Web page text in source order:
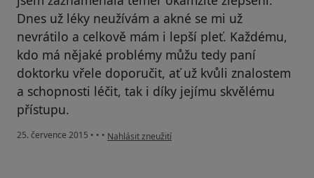
Dnes už léky neužívám a akné se mi už
nevrátilo a celkově mám i lepší pleť. Každému,
kdo má nějaké problémy můžu tedy paní
doktorku vřele doporučit, ať už kvůli znalostem
a schopnosti léčit, tak i díky jejímu skvělému
přístupu.
25. července 2015 • • • podle názoru uživatele Váš účet byl odstraněn
Nahlásit zneužití